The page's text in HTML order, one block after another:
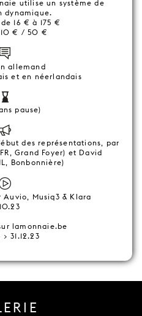
utilise un système de
dynamique.
16 € à 175 €
€ / 50 €
allemand
et en néerlandais
pause)
des représentations, par
Grand Foyer) et David
Bonbonnière)
Musiq3 & Klara
lamonnaie.be
> 31.12.23